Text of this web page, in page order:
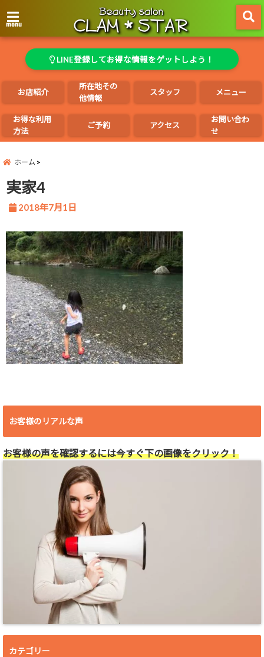
menu
LINE登録してお得な情報をゲットしよう！
お店紹介
所在地その
他情報
スタッフ メニュー
お得な利用
方法
ご予約 アクセス
お問い合わ
せ
ホーム
実家4
2018年7月1日
お客様のリアルな声
お客様の声を確認するには今すぐ下の画像をクリック！
カテゴリー